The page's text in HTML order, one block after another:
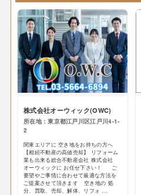
株式会社オーウィック(OWC)
所在地：東京都江戸川区江戸川4-1-
2
関東エリアに 空き地をお持ちの方へ
【相続不動産の高値売却】 リフォーム
業も出来る総合不動産会社 株式会社
オーウィックに お任せ下さい！ ご
要望やご事情に合わせて最適な方法を
ご提案させて頂きます 空き地の 処
分、買取、売却、解体、リフォ ...